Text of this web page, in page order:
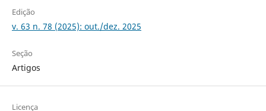
Edição
v. 63 n. 78 (2025): out./dez. 2025
Seção
Artigos
Licença